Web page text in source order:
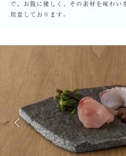
で、お腹に優しく、その素材を味わい
用意しております。